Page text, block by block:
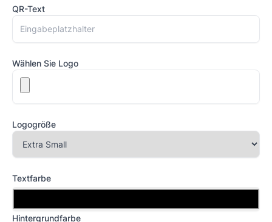
QR-Text
Wählen Sie Logo
Logogröße
Textfarbe
Hintergrundfarbe